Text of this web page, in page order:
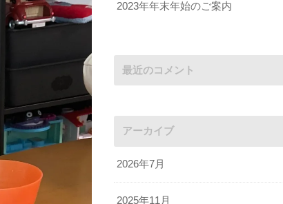
2023年年末年始のご案内
最近のコメント
アーカイブ
2026年7月
2025年11月